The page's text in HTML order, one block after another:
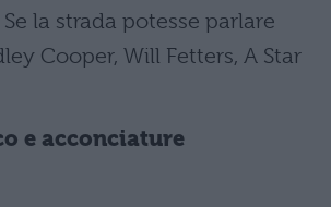
la strada potesse parlare
Cooper, Will Fetters, A Star
e acconciature